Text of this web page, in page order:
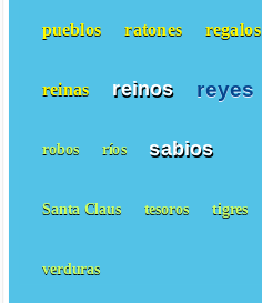
pueblos ratones regalos
reinas reinos reyes
robos ríos sabios
Santa Claus tesoros tigres
verduras